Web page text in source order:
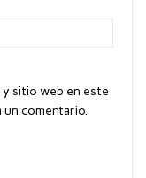
sitio web en este
un comentario.